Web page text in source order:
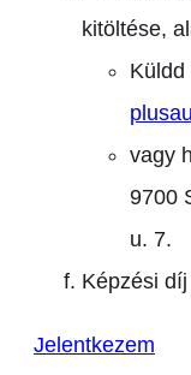
kitöltése,
Küldd
vagy
9700
u. 7.
Képzési
Jelentkezem